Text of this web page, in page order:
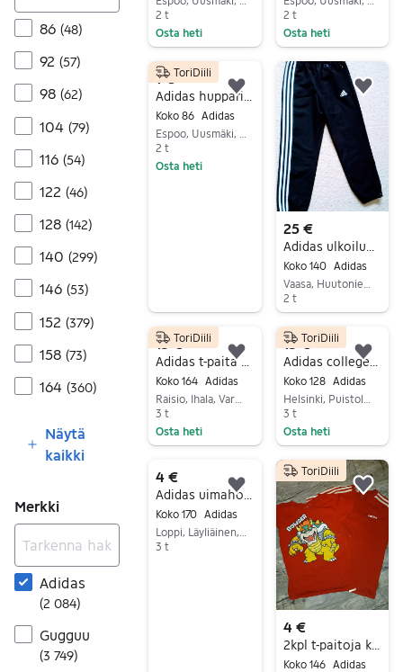
86 (48)
92 (57)
98 (62)
104 (79)
116 (54)
122 (46)
128 (142)
140 (299)
146 (53)
152 (379)
158 (73)
164 (360)
Näytä
kaikki
Merkki
Adidas
(2 084)
Gugguu
(3 749)
2 t
Osta heti
2 t
Osta heti
1 €
Koko 86 Adidas
2 t
Osta heti
ToriDiili
Lisää suosikiksi.
25 €
Koko 140 Adidas
2 t
15 €
Koko 164 Adidas
3 t
Osta heti
ToriDiili
Lisää suosikiksi.
15 €
Koko 128 Adidas
3 t
Osta heti
ToriDiili
4 €
Koko 170 Adidas
3 t
Lisää suosikiksi.
4 €
2kpl t-paitoja kokoa 146/152cm
Koko 146 Adidas
ToriDiili